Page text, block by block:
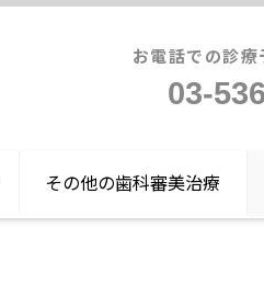
お電話での診
03-
その他の歯科審美治療